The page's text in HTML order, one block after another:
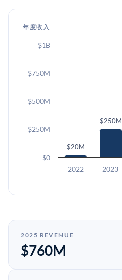
年度收入
$20M
$250M
2022 2023
$0
$250M
$500M
$750M
$1B
2025 REVENUE
$760M